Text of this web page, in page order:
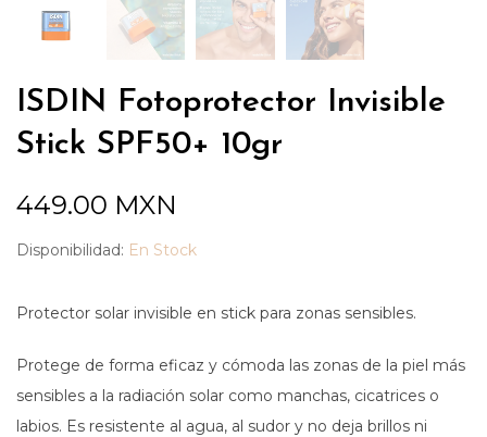
ISDIN Fotoprotector Invisible
Stick SPF50+ 10gr
449.00 MXN
Disponibilidad: En Stock
Protector solar invisible en stick para zonas sensibles.
Protege de forma eficaz y cómoda las zonas de la piel más
sensibles a la radiación solar como manchas, cicatrices o
labios. Es resistente al agua, al sudor y no deja brillos ni